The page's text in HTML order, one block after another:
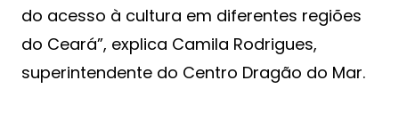
do acesso à cultura em diferentes regiões
do Ceará”, explica Camila Rodrigues,
superintendente do Centro Dragão do Mar.